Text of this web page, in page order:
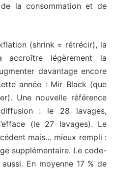
la consommation et de
(shrink = rétrécir), la
accroître légèrement la
davantage encore
année : Mir Black (que
Une nouvelle référence
: le 28 lavages,
(le 27 lavages). Le
mais… mieux rempli :
supplémentaire. Le code-
En moyenne 17 % de